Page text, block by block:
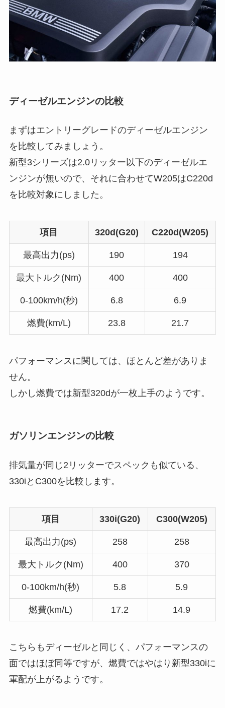
ディーゼルエンジンの比較
まずはエントリーグレードのディーゼルエンジン
を比較してみましょう。
新型3シリーズは2.0リッター以下のディーゼルエ
ンジンが無いので、それに合わせてW205はC220d
を比較対象にしました。
項目 320d(G20) C220d(W205)
最高出力(ps) 190 194
最大トルク(Nm) 400 400
0-100km/h(秒) 6.8 6.9
燃費(km/L) 23.8 21.7
パフォーマンスに関しては、ほとんど差がありま
せん。
しかし燃費では新型320dが一枚上手のようです。
ガソリンエンジンの比較
排気量が同じ2リッターでスペックも似ている、
330iとC300を比較します。
項目 330i(G20) C300(W205)
最高出力(ps) 258 258
最大トルク(Nm) 400 370
0-100km/h(秒) 5.8 5.9
燃費(km/L) 17.2 14.9
こちらもディーゼルと同じく、パフォーマンスの
面ではほぼ同等ですが、燃費ではやはり新型330iに
軍配が上がるようです。